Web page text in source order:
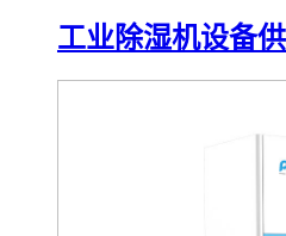
工业除湿机设备